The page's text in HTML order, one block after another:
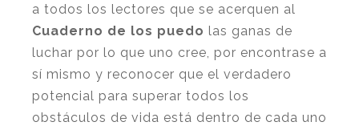
a todos los lectores que se acerquen al
Cuaderno de los puedo las ganas de
luchar por lo que uno cree, por encontrase a
sí mismo y reconocer que el verdadero
potencial para superar todos los
obstáculos de vida está dentro de cada uno